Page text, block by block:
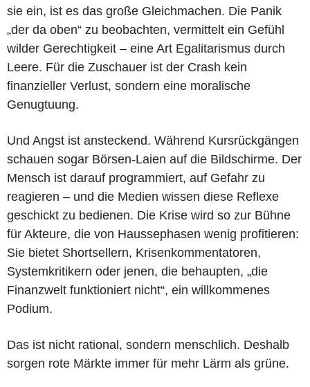
sie ein, ist es das große Gleichmachen. Die Panik
„der da oben“ zu beobachten, vermittelt ein Gefühl
wilder Gerechtigkeit – eine Art Egalitarismus durch
Leere. Für die Zuschauer ist der Crash kein
finanzieller Verlust, sondern eine moralische
Genugtuung.
Und Angst ist ansteckend. Während Kursrückgängen
schauen sogar Börsen-Laien auf die Bildschirme. Der
Mensch ist darauf programmiert, auf Gefahr zu
reagieren – und die Medien wissen diese Reflexe
geschickt zu bedienen. Die Krise wird so zur Bühne
für Akteure, die von Haussephasen wenig profitieren:
Sie bietet Shortsellern, Krisenkommentatoren,
Systemkritikern oder jenen, die behaupten, „die
Finanzwelt funktioniert nicht“, ein willkommenes
Podium.
Das ist nicht rational, sondern menschlich. Deshalb
sorgen rote Märkte immer für mehr Lärm als grüne.